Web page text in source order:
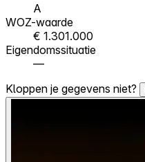
A
WOZ-waarde
€ 1.301.000
Eigendomssituatie
—
Kloppen je gegevens niet?